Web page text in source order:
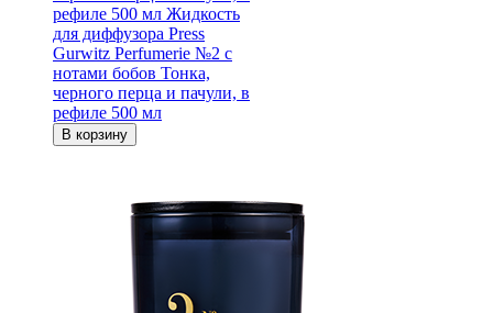
рефиле 500 мл Жидкость
для диффузора Press
Gurwitz Perfumerie №2 с
нотами бобов Тонка,
черного перца и пачули, в
рефиле 500 мл
В корзину